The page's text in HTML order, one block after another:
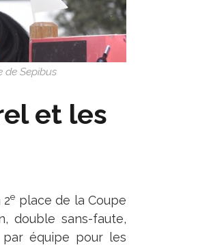
de Sepibus
et les
2e place de la Coupe
double sans-faute,
par équipe pour les